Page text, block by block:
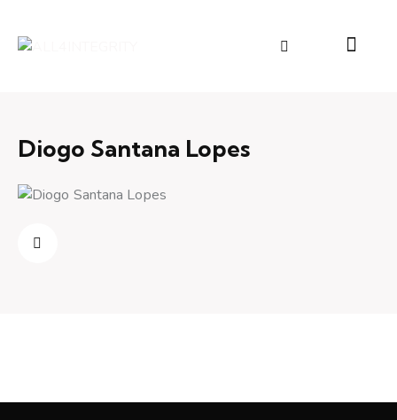
Diogo Santana Lopes